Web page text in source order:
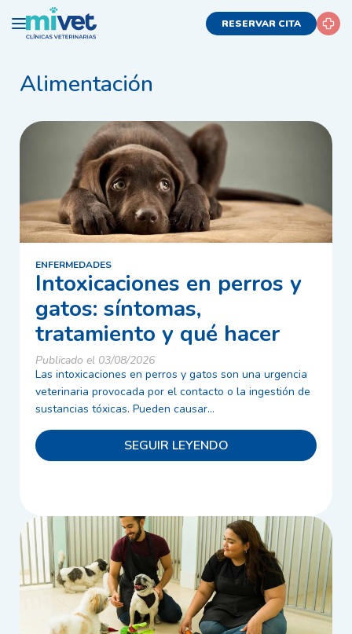
RESERVAR CITA
Alimentación
ENFERMEDADES
Intoxicaciones en perros y
gatos: síntomas,
tratamiento y qué hacer
Publicado el 03/08/2026
Las intoxicaciones en perros y gatos son una urgencia
veterinaria provocada por el contacto o la ingestión de
sustancias tóxicas. Pueden causar...
SEGUIR LEYENDO